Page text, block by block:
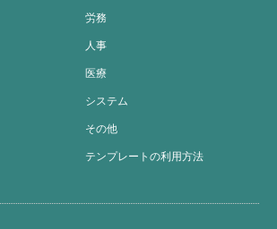
労務
人事
医療
システム
その他
テンプレートの利用方法